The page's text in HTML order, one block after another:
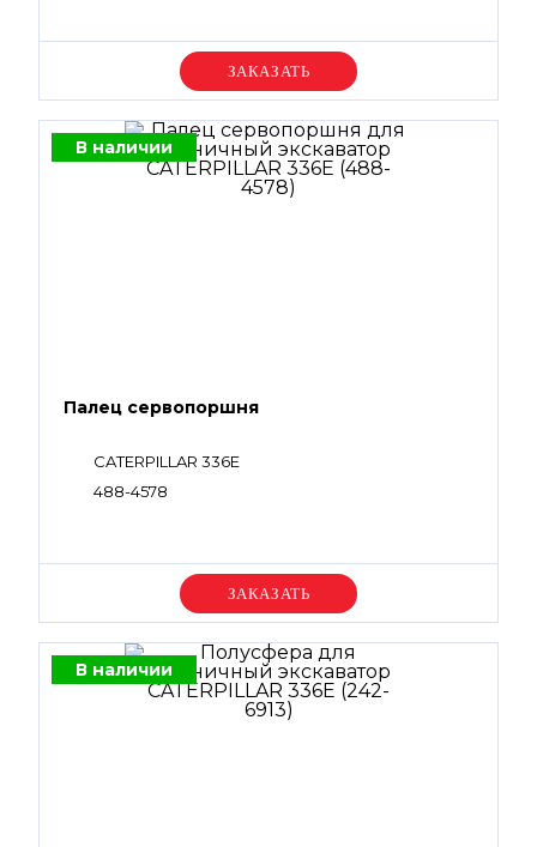
Уточняйте цену
В наличии
Палец сервопоршня
CATERPILLAR 336E
488-4578
Уточняйте цену
В наличии